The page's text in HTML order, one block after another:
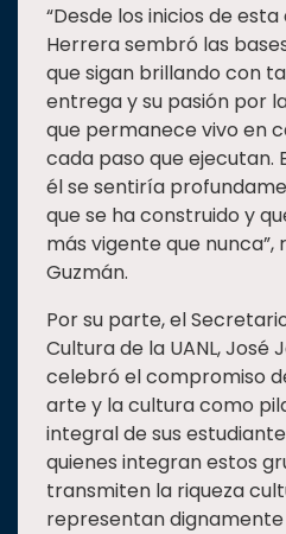
“Desde los inicios de
Herrera sembró las
que sigan brillando con
entrega y su pasión por
que permanece vivo en
cada paso que ejecutan.
él se sentiría
que se ha construido y
más vigente que nunca”,
Guzmán.
Por su parte, el
Cultura de la UANL, José
celebró el compromiso
arte y la cultura como
integral de sus
quienes integran estos
transmiten la riqueza
representan dignamente